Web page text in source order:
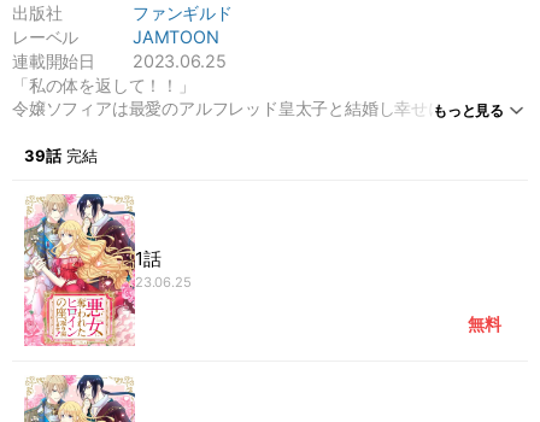
出版社
ファンギルド
レーベル
JAMTOON
連載開始日
2023.06.25
もっと見る
「私の体を返して！！」
令嬢ソフィアは最愛のアルフレッド皇太子と結婚し幸せになるはず、
しかし悪女ロザリーの呪いにより、体が入れ替わってしまう！
れる。
『これは本当の私じゃない、元の体に戻りたい！』
そんな絶望のなか出会ったのは美しい商人ラウル。
彼の協力を得て、ソフィアの逆襲が始まる──！
奪われたのならすべて取り返す、大逆転ロマンスファンタジー！
39話 完結
1話
23.06.25
無料